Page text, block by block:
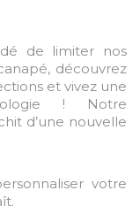
de limiter nos
découvrez
et vivez une
! Notre
d’une nouvelle
votre